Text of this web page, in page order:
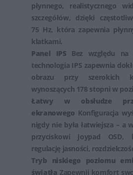
różnych zastosowań. Oferują one
które mogą spełnić oczekiwania
użytkowników, jak i
wysokiej jakości obrazu do zadań
precyzji i dokładności.
płynnego, realistycznego
szczegółów, dzięki
75 Hz, która zapewnia
klatkami.
Panel IPS Bez względu na
technologia IPS zapewnia
obrazu przy szerokich
wynoszących 178 stopni w
Łatwy w obsłudze
ekranowego Konfiguracja
nigdy nie była łatwiejsza – a
przyciskowi Joypad OSD,
regulację jasności,
Tryb niskiego poziomu
światła Zapewnij komfort